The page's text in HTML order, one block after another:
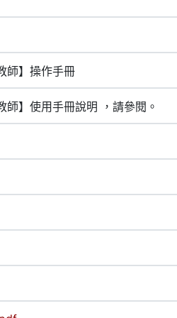
師】操作手冊
】使用手冊說明 ，請參閱。